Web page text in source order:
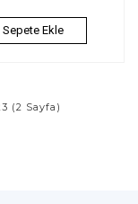
Sepete Ekle
(2 Sayfa)